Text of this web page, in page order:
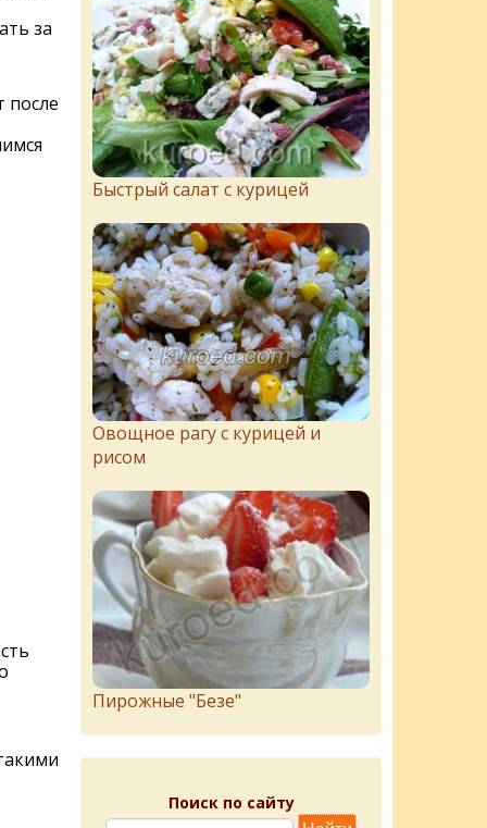
за
после
Быстрый салат с курицей
Овощное рагу с курицей и
рисом
Пирожныe "Бeзe"
Поиск по сайту